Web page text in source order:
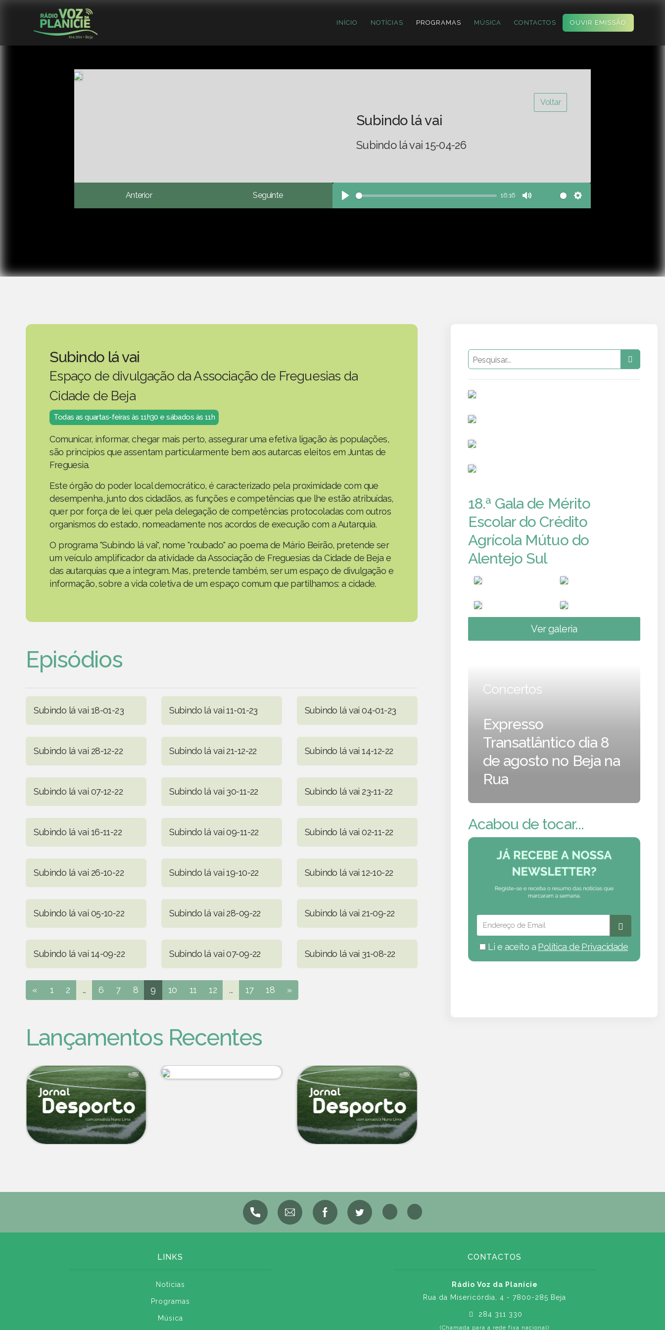
INÍCIO NOTÍCIAS PROGRAMAS MÚSICA CONTACTOS OUVIR EMISSÃO
Voltar
Subindo lá vai
Subindo lá vai 15-04-26
Anterior Seguinte
Play
16:16
Mute Settings
Subindo lá vai
Espaço de divulgação da Associação de Freguesias da
Cidade de Beja
Todas as quartas-feiras às 11h30 e sábados às 11h
Comunicar, informar, chegar mais perto, assegurar uma efetiva ligação às populações,
são princípios que assentam particularmente bem aos autarcas eleitos em Juntas de
Freguesia.
Este órgão do poder local democrático, é caracterizado pela proximidade com que
desempenha, junto dos cidadãos, as funções e competências que lhe estão atribuídas,
quer por força de lei, quer pela delegação de competências protocoladas com outros
organismos do estado, nomeadamente nos acordos de execução com a Autarquia.
O programa "Subindo lá vai", nome "roubado" ao poema de Mário Beirão, pretende ser
um veículo amplificador da atividade da Associação de Freguesias da Cidade de Beja e
das autarquias que a integram. Mas, pretende também, ser um espaço de divulgação e
informação, sobre a vida coletiva de um espaço comum que partilhamos: a cidade.
Episódios
Subindo lá vai 18-01-23 Subindo lá vai 11-01-23 Subindo lá vai 04-01-23
Subindo lá vai 28-12-22 Subindo lá vai 21-12-22 Subindo lá vai 14-12-22
Subindo lá vai 07-12-22 Subindo lá vai 30-11-22 Subindo lá vai 23-11-22
Subindo lá vai 16-11-22 Subindo lá vai 09-11-22 Subindo lá vai 02-11-22
Subindo lá vai 26-10-22 Subindo lá vai 19-10-22 Subindo lá vai 12-10-22
Subindo lá vai 05-10-22 Subindo lá vai 28-09-22 Subindo lá vai 21-09-22
Subindo lá vai 14-09-22 Subindo lá vai 07-09-22 Subindo lá vai 31-08-22
« 1 2 ... 6 7 8 9 10 11 12 ... 17 18 »
Lançamentos Recentes
18.ª Gala de Mérito
Escolar do Crédito
Agrícola Mútuo do
Alentejo Sul
Ver galeria
Concertos
Expresso
Transatlântico dia 8
de agosto no Beja na
Rua
Acabou de tocar...
Li e aceito a Política de Privacidade
LINKS
Notícias
Programas
Música
CONTACTOS
Rádio Voz da Planície
Rua da Misericórdia, 4 - 7800-285 Beja
284 311 330
(Chamada para a rede fixa nacional)